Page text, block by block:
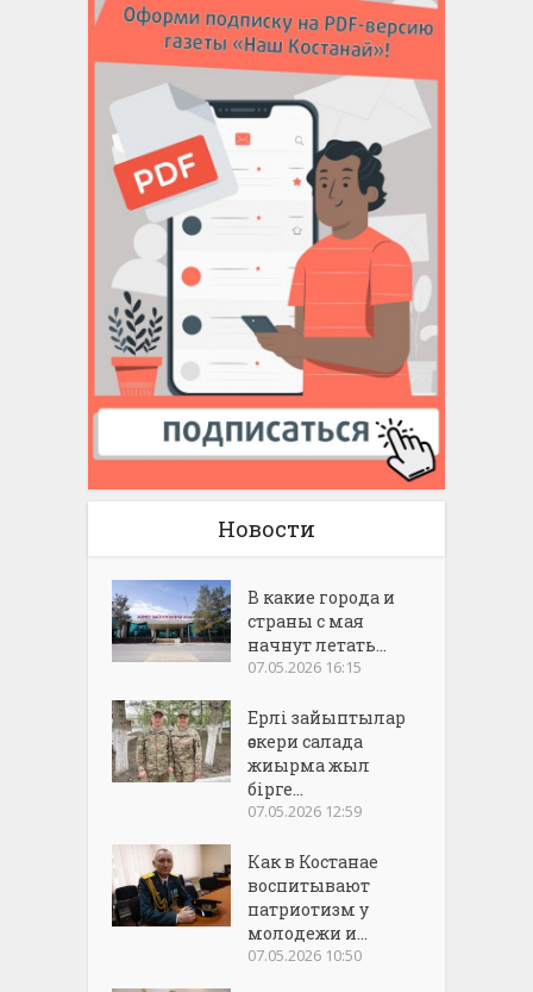
Новости
В какие города и
страны с мая
начнут летать...
07.05.2026 16:15
Ерлі зайыптылар
әскери салада
жиырма жыл
бірге...
07.05.2026 12:59
Как в Костанае
воспитывают
патриотизм у
молодежи и...
07.05.2026 10:50